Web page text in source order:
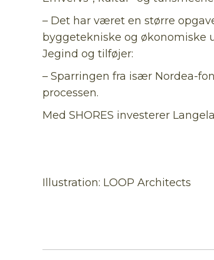
– Det har været en større
byggetekniske og økonomiske
Jegind og tilføjer:
– Sparringen fra især Nordea-
processen.
Med SHORES investerer
Illustration: LOOP Architects